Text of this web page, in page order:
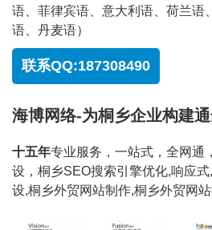
语、菲律宾语、意大利语、荷兰语
语、丹麦语）
联系QQ:187308490
海博网络-为桐乡企业构建
十五年专业服务，一站式，全网通
设，桐乡SEO搜索引擎优化,响应
设,桐乡外贸网站制作,桐乡外贸网